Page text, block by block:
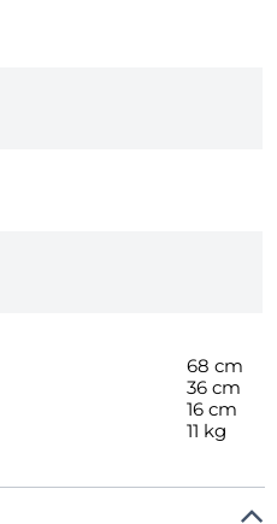
68 cm
36 cm
16 cm
11 kg